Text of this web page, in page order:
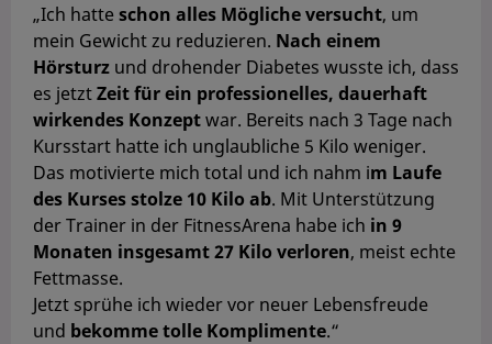
„Ich hatteschon alles Mögliche versucht, um
mein Gewicht zu reduzieren. Nach einem
Hörsturz und drohender Diabetes wusste ich, dass
es jetztZeit für ein professionelles, dauerhaft
wirkendes Konzeptwar. Bereits nach 3 Tage nach
Kursstart hatte ich unglaubliche 5 Kilo weniger.
Das motivierte mich total und ich nahm im Laufe
des Kurses stolze 10 Kilo ab. Mit Unterstützung
der Trainer in der FitnessArena habe ich in 9
Monaten insgesamt 27 Kilo verloren, meist echte
Fettmasse.
Jetzt sprühe ich wieder vor neuer Lebensfreude
und bekomme tolle Komplimente.“